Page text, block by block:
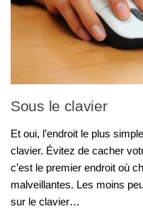
Sous le clavier
Et oui, l’endroit le plus
clavier. Évitez de cacher
c’est le premier endroit où
malveillantes. Les moins
sur le clavier…